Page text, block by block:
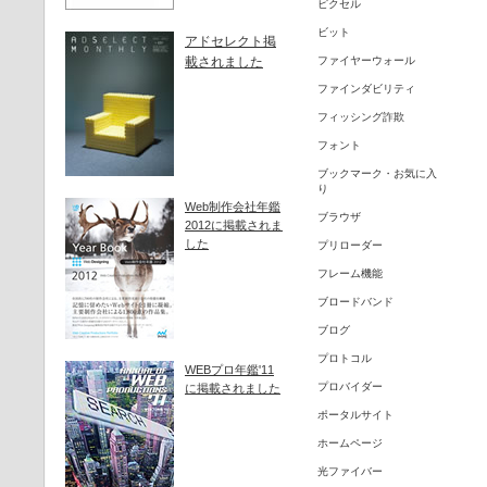
アドセレクト掲
載されました
Web制作会社年鑑
2012に掲載されま
した
WEBプロ年鑑'11
に掲載されました
ピクセル
ビット
ファイヤーウォール
ファインダビリティ
フィッシング詐欺
フォント
ブックマーク・お気に入
り
ブラウザ
プリローダー
フレーム機能
ブロードバンド
ブログ
プロトコル
プロバイダー
ポータルサイト
ホームページ
光ファイバー